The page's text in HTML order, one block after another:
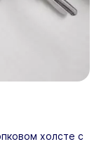
холсте с